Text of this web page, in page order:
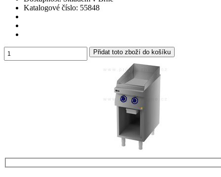
Katalogové číslo: 55848